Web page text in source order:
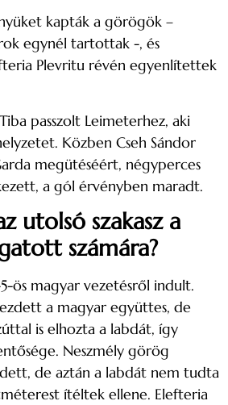
kapták a görögök –
egynél tartottak -, és
Plevritu révén egyenlítettek
passzolt Leimeterhez, aki
Közben Cseh Sándor
megütéséért, négyperces
a gól érvényben maradt.
utolsó szakasz a
számára?
ös magyar vezetésről indult.
a magyar együttes, de
is elhozta a labdát, így
Neszmély görög
de aztán a labdát nem tudta
ítéltek ellene. Elefteria